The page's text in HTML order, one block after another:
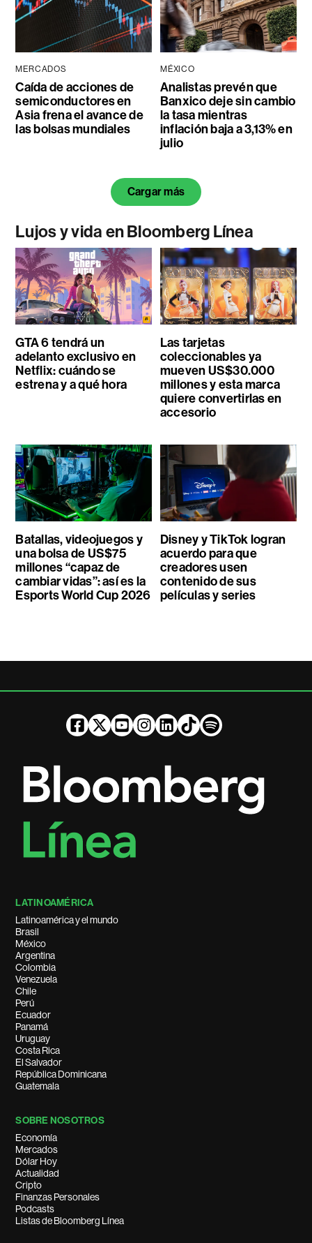
MERCADOS
Caída de acciones de
semiconductores en
Asia frena el avance de
las bolsas mundiales
MÉXICO
Analistas prevén que
Banxico deje sin cambio
la tasa mientras
inflación baja a 3,13% en
julio
Cargar más
Lujos y vida en Bloomberg Línea
GTA 6 tendrá un
adelanto exclusivo en
Netflix: cuándo se
estrena y a qué hora
Las tarjetas
coleccionables ya
mueven US$30.000
millones y esta marca
quiere convertirlas en
accesorio
Batallas, videojuegos y
una bolsa de US$75
millones “capaz de
cambiar vidas”: así es la
Esports World Cup 2026
Disney y TikTok logran
acuerdo para que
creadores usen
contenido de sus
películas y series
LATINOAMÉRICA
Latinoamérica y el mundo
Brasil
México
Argentina
Colombia
Venezuela
Chile
Perú
Ecuador
Panamá
Uruguay
Costa Rica
El Salvador
República Dominicana
Guatemala
SOBRE NOSOTROS
Economía
Mercados
Dólar Hoy
Actualidad
Cripto
Finanzas Personales
Podcasts
Listas de Bloomberg Línea